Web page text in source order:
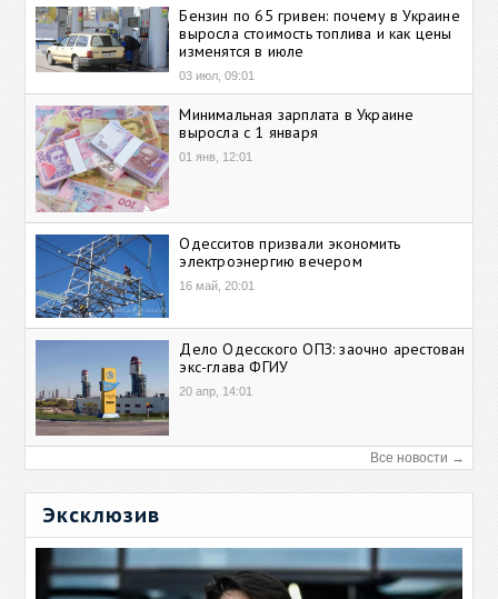
Бензин по 65 гривен: почему в Украине
выросла стоимость топлива и как цены
изменятся в июле
03 июл, 09:01
Минимальная зарплата в Украине
выросла с 1 января
01 янв, 12:01
Одесситов призвали экономить
электроэнергию вечером
16 май, 20:01
Дело Одесского ОПЗ: заочно арестован
экс-глава ФГИУ
20 апр, 14:01
Все новости →
Эксклюзив